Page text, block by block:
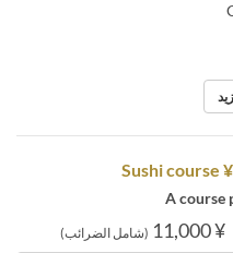
Sushi course
A course
¥ 11,000 (شامل الضرائب)